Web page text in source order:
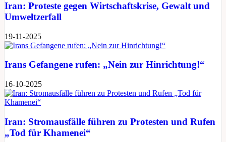
Iran: Proteste gegen Wirtschaftskrise, Gewalt und
Umweltzerfall
19-11-2025
Irans Gefangene rufen: „Nein zur Hinrichtung!“
16-10-2025
Iran: Stromausfälle führen zu Protesten und Rufen
„Tod für Khamenei“